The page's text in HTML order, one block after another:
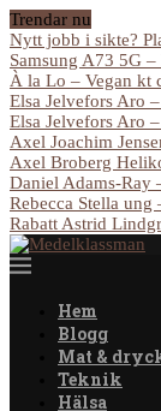
Trendar nu
Nytt jobb i sikte?
Samsung A73 5G
À la Lo – Vegan kt
Elsa Jelvefors Aro
Elsa Jelvefors Aro
Axel Joachim
Axel Broberg
Daniel Adams-Ray
Rebecca Stella
Rabatt Astrid
Hem
Blogg
Mat &
Teknik
Hälsa